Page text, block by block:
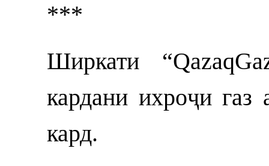
***
Ширкати
кардани ихроҷи газ
кард.